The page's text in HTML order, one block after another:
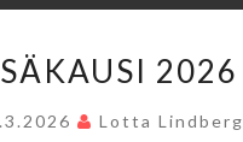
2026
2026
Lotta Lindberg